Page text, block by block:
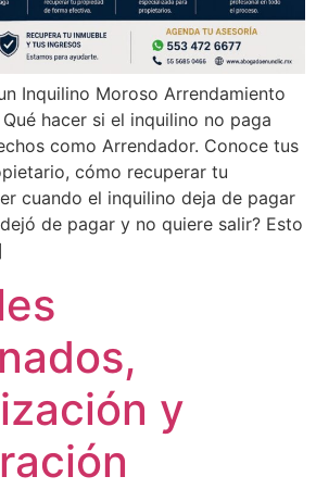
Inquilino Moroso Arrendamiento
hacer si el inquilino no paga
como Arrendador. Conoce tus
cómo recuperar tu
cuando el inquilino deja de pagar
de pagar y no quiere salir? Esto
y